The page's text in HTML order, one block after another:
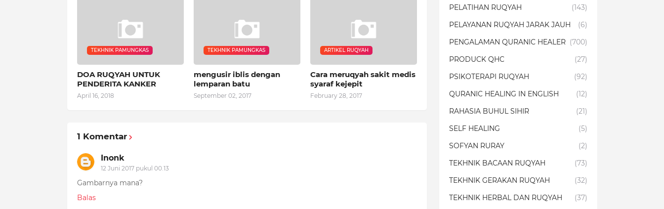
TEKHNIK PAMUNGKAS
DOA RUQYAH UNTUK
PENDERITA KANKER
April 16, 2018
TEKHNIK PAMUNGKAS
mengusir iblis dengan
lemparan batu
September 02, 2017
ARTIKEL RUQYAH
Cara meruqyah sakit medis
syaraf kejepit
February 28, 2017
1 Komentar
Inonk
12 Juni 2017 pukul 00.13
Gambarnya mana?
Balas
PELATIHAN RUQYAH
(143)
PELAYANAN RUQYAH JARAK JAUH
(6)
PENGALAMAN QURANIC HEALER (700)
PRODUCK QHC
(27)
PSIKOTERAPI RUQYAH
(92)
QURANIC HEALING IN ENGLISH
(12)
RAHASIA BUHUL SIHIR
(21)
SELF HEALING
(5)
SOFYAN RURAY
(2)
TEKHNIK BACAAN RUQYAH
(73)
TEKHNIK GERAKAN RUQYAH
(32)
TEKHNIK HERBAL DAN RUQYAH
(37)